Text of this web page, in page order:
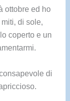
ottobre ed ho
di sole,
coperto e un
di